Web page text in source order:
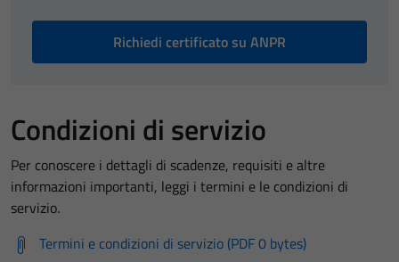
Richiedi certificato su ANPR
Condizioni di servizio
Per conoscere i dettagli di scadenze, requisiti e altre
informazioni importanti, leggi i termini e le condizioni di
servizio.
Termini e condizioni di servizio (PDF 0 bytes)